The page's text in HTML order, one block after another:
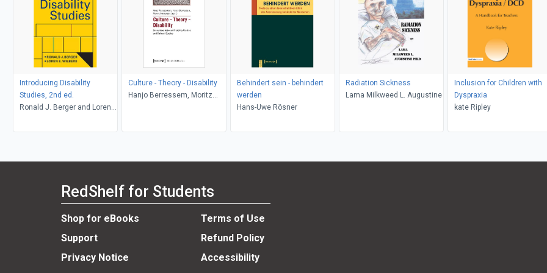
Introducing Disability
Studies, 2nd ed.
Ronald J. Berger and Loren
Culture - Theory - Disability
Hanjo Berressem, Moritz
Behindert sein - behindert
werden
Hans-Uwe Rösner
Radiation Sickness
Lama Milkweed L. Augustine
Inclusion for Children with
Dyspraxia
kate Ripley
RedShelf for Students
Shop for eBooks
Terms of Use
Support
Refund Policy
Privacy Notice
Accessibility